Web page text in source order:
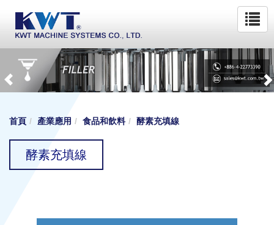
首頁 產業應用 食品和飲料 酵素充填線
酵素充填線